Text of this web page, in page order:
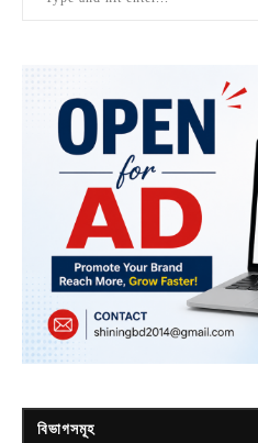
বিভাগসমূহ